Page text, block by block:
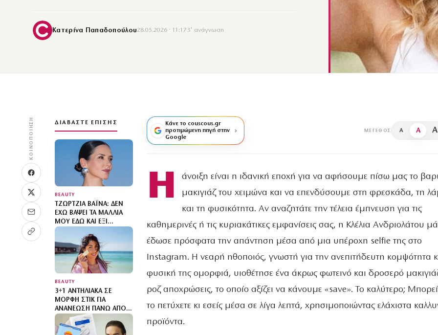
Κατερίνα Παπαδοπούλου28.05.2026 · 11:17·3′ ανάγνωση
ΚΟΙΝΟΠΟΊΗΣΗ ΔΙΑΒΆΣΤΕ ΕΠΊΣΗΣ
BEAUTY
ΤΖΏΡΤΖΙΑ ΒΑΪΝΑ: ΔΕΝ
ΈΧΩ ΒΆΨΕΙ ΤΑ ΜΑΛΛΙΆ
ΜΟΥ ΕΔΏ ΚΑΙ ΈΞΙ
ΧΡΌΝΙΑ
BEAUTY
3+1 ΑΝΤΗΛΙΑΚΆ ΣΕ
ΜΟΡΦΉ ΣΤΙΚ ΓΙΑ
ΑΝΑΝΈΩΣΗ ΠΆΝΩ ΑΠΌ
ΤΟ ΜΑΚΙΓΙΆΖ
Κάνε το couscous.gr
προτιμώμενη πηγή στην
Google
ΜΈΓΕΘΟΣ A A A
Η
άνοιξη είναι η ιδανική εποχή για να αφήσουμε πίσω μας το
μακιγιάζ του χειμώνα και να επενδύσουμε στη φρεσκάδα, τη
και τη φυσικότητα. Αν αναζητάτε την τέλεια έμπνευση για τις
καθημερινές ή τις κυριακάτικες εμφανίσεις σας, η Κλέλια Ανδριολάτου
έδωσε πρόσφατα την απάντηση μέσα από μια υπέροχη selfie της στο
Instagram. Η νεαρή ηθοποιός, γνωστή για την ανεπιτήδευτη κομψότητα
φυσική της ομορφιά, υιοθέτησε ένα άκρως φωτεινό και δροσερό
ροζ αποχρώσεις, το οποίο αξίζει να κάνουμε «save». Το καλύτερο;
το πετύχετε κι εσείς μέσα σε λίγα λεπτά, χρησιμοποιώντας ελάχιστα
προϊόντα.